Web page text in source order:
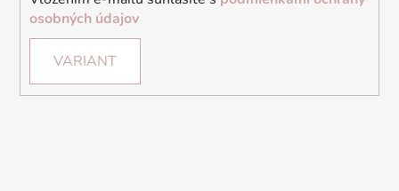
osobných údajov
VARIANT